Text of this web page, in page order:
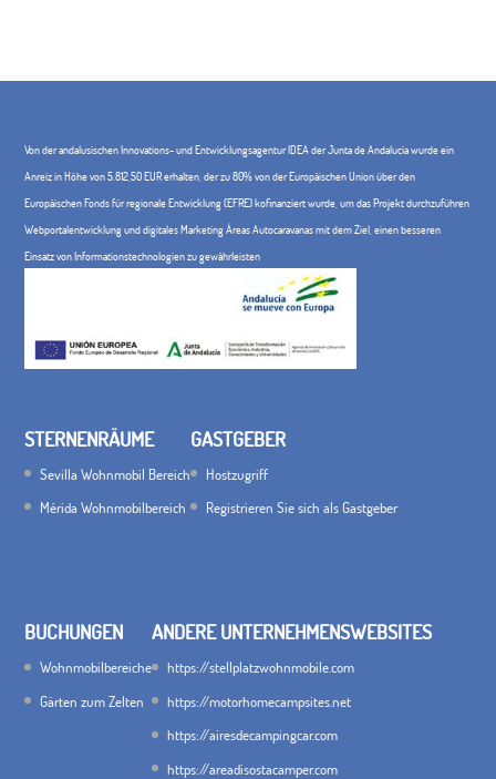
Von der andalusischen Innovations- und Entwicklungsagentur IDEA der Junta de Andalucía wurde ein
Anreiz in Höhe von 5.812,50 EUR erhalten, der zu 80% von der Europäischen Union über den
Europäischen Fonds für regionale Entwicklung (EFRE) kofinanziert wurde, um das Projekt durchzuführen
Webportalentwicklung und digitales Marketing Áreas Autocaravanas mit dem Ziel, einen besseren
Einsatz von Informationstechnologien zu gewährleisten
STERNENRÄUME
Sevilla Wohnmobil Bereich
Mérida Wohnmobilbereich
GASTGEBER
Hostzugriff
Registrieren Sie sich als Gastgeber
BUCHUNGEN
Wohnmobilbereiche
Gärten zum Zelten
ANDERE UNTERNEHMENSWEBSITES
https://stellplatzwohnmobile.com
https://motorhomecampsites.net
https://airesdecampingcar.com
https://areadisostacamper.com